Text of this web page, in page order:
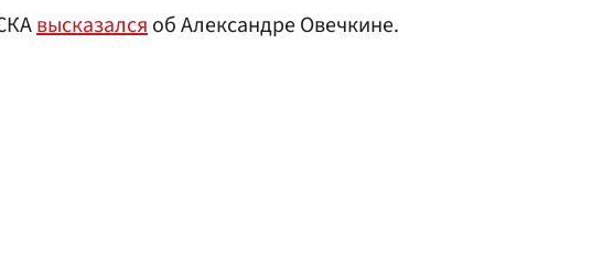
высказалсяоб Александре Овечкине.